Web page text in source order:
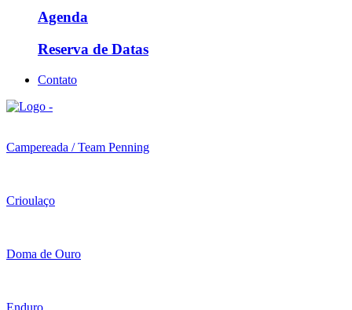
Agenda
Reserva de Datas
Contato
Campereada / Team Penning
Crioulaço
Doma de Ouro
Enduro